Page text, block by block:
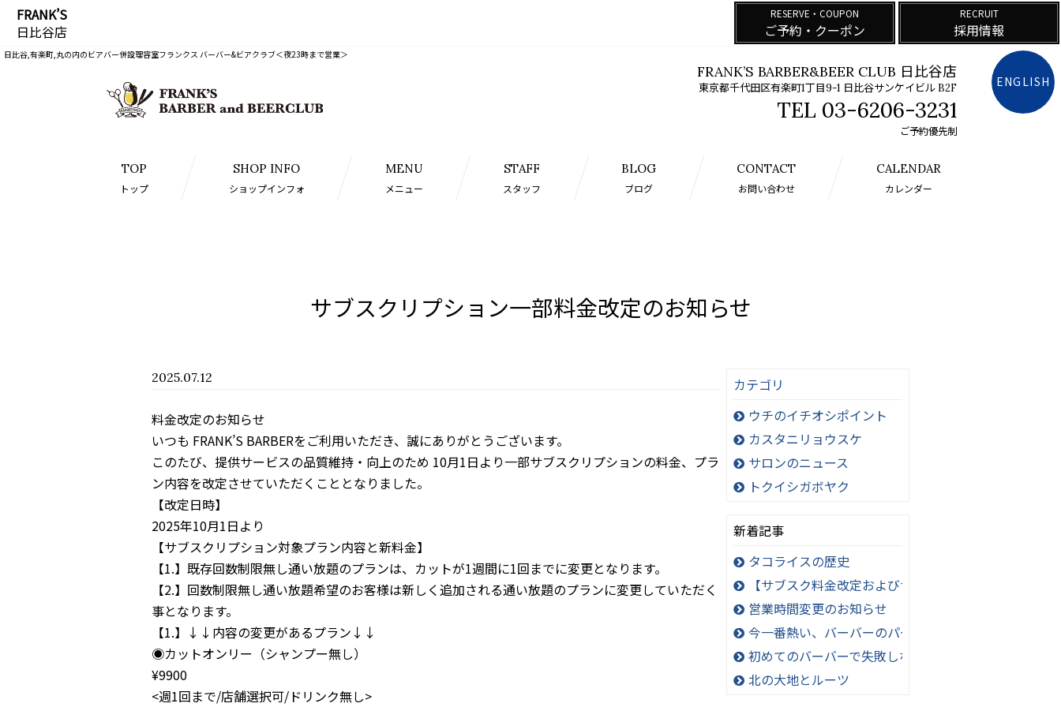
ENGLISH
FRANK’S
日比谷店
RESERVE・COUPON
ご予約・クーポン
RECRUIT
採用情報
日比谷,有楽町,丸の内のビアバー併設理容室フランクス バーバー&ビアクラブ＜夜23時まで営業＞
FRANK’S BARBER&BEER CLUB 日比谷店
東京都千代田区有楽町1丁目9-1 日比谷サンケイビル B2F
03-6206-3231
ご予約優先制
TOP
トップ
SHOP INFO
ショップインフォ
MENU
メニュー
STAFF
スタッフ
BLOG
ブログ
CONTACT
お問い合わせ
CALENDAR
カレンダー
サブスクリプション一部料金改定のお知らせ
2025.07.12
料金改定のお知らせ
いつも FRANK’S BARBERをご利用いただき、誠にありがとうございます。
このたび、提供サービスの品質維持・向上のため 10月1日より一部サブスクリプションの料金、プラ
ン内容を改定させていただくこととなりました。
【改定日時】
2025年10月1日より
【サブスクリプション対象プラン内容と新料金】
【1.】既存回数制限無し通い放題のプランは、カットが1週間に1回までに変更となります。
【2.】回数制限無し通い放題希望のお客様は新しく追加される通い放題のプランに変更していただく
事となります。
【1.】↓↓内容の変更があるプラン↓↓
◉カットオンリー（シャンプー無し）
¥9900
<週1回まで/店舗選択可/ドリンク無し>
カテゴリ
ウチのイチオシポイント
カスタニリョウスケ
サロンのニュース
トクイシガボヤク
新着記事
タコライスの歴史
【サブスク料金改定およびサービス内容変更のお知ら
営業時間変更のお知らせ
今一番熱い、バーバーのパーマスタイル！極道パーマ
初めてのバーバーで失敗しないオーダー方法
北の大地とルーツ